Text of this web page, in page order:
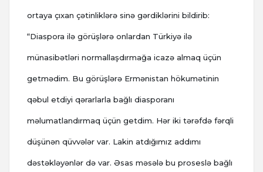
ortaya çıxan çətinliklərə sinə gərdiklərini bildirib:
“Diaspora ilə görüşlərə onlardan Türkiyə ilə
münasibətləri normallaşdırmağa icazə almaq üçün
getmədim. Bu görüşlərə Ermənistan hökumətinin
qəbul etdiyi qərarlarla bağlı diasporanı
məlumatlandırmaq üçün getdim. Hər iki tərəfdə fərqli
düşünən qüvvələr var. Lakin atdığımız addımı
dəstəkləyənlər də var. Əsas məsələ bu proseslə bağlı